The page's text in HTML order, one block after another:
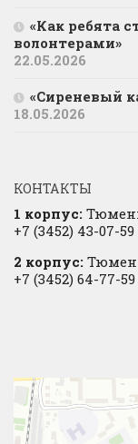
«Как ребята
волонтерами»
22.05.2026
«Сиреневый
18.05.2026
КОНТАКТЫ
1 корпус:
+7 (3452) 43-07-59
2 корпус:
+7 (3452) 64-77-59